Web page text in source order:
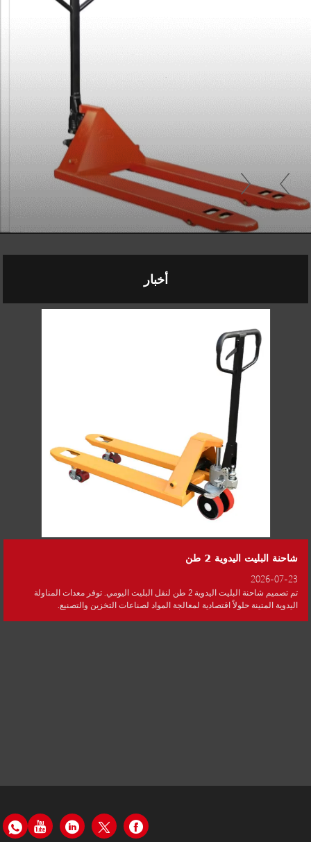
أخبار
شاحنة البليت اليدوية 2 طن
2026-07-23
تم تصميم شاحنة البليت اليدوية 2 طن لنقل البليت اليومي. توفر معدات المناولة
اليدوية المتينة حلولاً اقتصادية لمعالجة المواد لصناعات التخزين والتصنيع.